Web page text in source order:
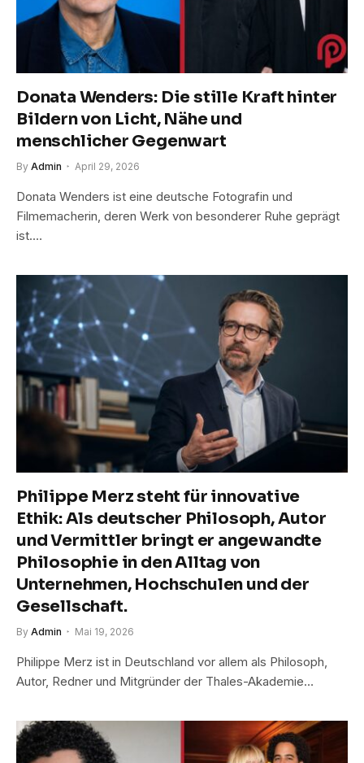
Donata Wenders: Die stille Kraft hinter
Bildern von Licht, Nähe und
menschlicher Gegenwart
By Admin April 29, 2026
Donata Wenders ist eine deutsche Fotografin und
Filmemacherin, deren Werk von besonderer Ruhe geprägt
ist.…
Philippe Merz steht für innovative
Ethik: Als deutscher Philosoph, Autor
und Vermittler bringt er angewandte
Philosophie in den Alltag von
Unternehmen, Hochschulen und der
Gesellschaft.
By Admin Mai 19, 2026
Philippe Merz ist in Deutschland vor allem als Philosoph,
Autor, Redner und Mitgründer der Thales-Akademie…